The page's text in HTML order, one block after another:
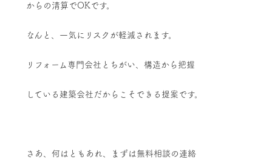
からの清算でOKです。
なんと、一気にリスクが軽減されます。
リフォーム専門会社とちがい、構造から把握
している建築会社だからこそできる提案です。
さあ、何はともあれ、まずは無料相談の連絡